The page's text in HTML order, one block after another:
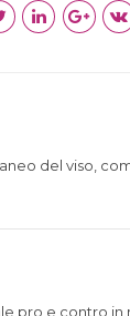
del viso,
pro e contro in